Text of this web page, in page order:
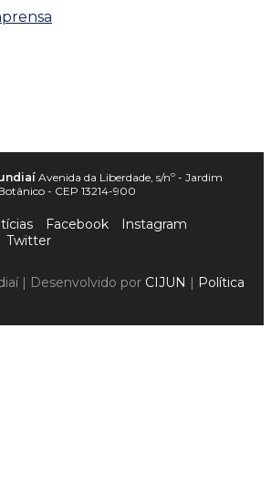
Avenida da Liberdade, s/nº - Jardim
- CEP 13214-900
Facebook
Instagram
Twitter
| Desenvolvido por CIJUN | Política